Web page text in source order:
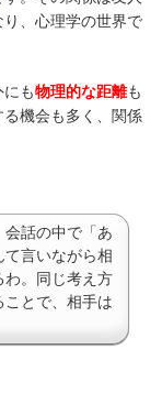
、心理学の世界で
も物理的な距離も
機会も多く、関係
話の中で「あ
言いながら相
わ。同じ考え方
ことで、相手は